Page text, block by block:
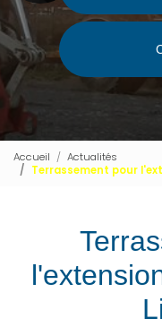
Voir le certificat
Accueil
Actualités
Terrassement pour